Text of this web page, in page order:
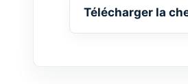
Télécharger la